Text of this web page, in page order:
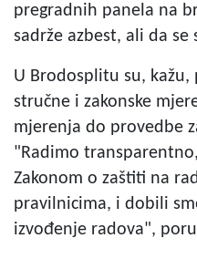
pregradnih panela na
sadrže azbest, ali da
U Brodosplitu su,
stručne i zakonske
mjerenja do provedbe
"Radimo
Zakonom o zaštiti na
pravilnicima, i dobili
izvođenje radova",